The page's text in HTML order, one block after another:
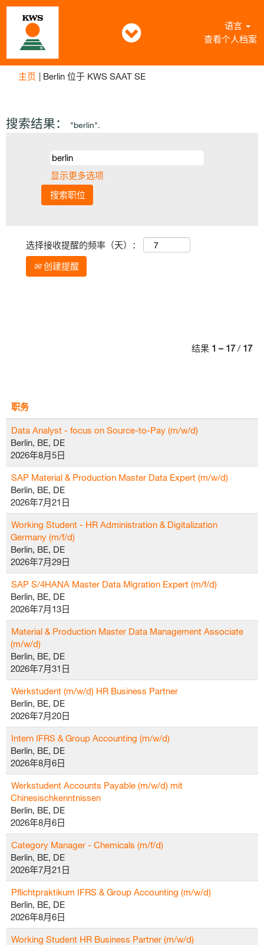
语言
查看个人档案
主页 | Berlin 位于 KWS SAAT SE（当
搜索结果： "berlin".
显示更多选项
选择接收提醒的频率（天）：
创建提醒
结果 1 – 17/ 17
职务
Data Analyst - focus on Source-to-Pay (m/w/d)
Berlin, BE, DE
2026年8月5日
SAP Material & Production Master Data Expert (m/w/d)
Berlin, BE, DE
2026年7月21日
Working Student - HR Administration & Digitalization
Germany (m/f/d)
Berlin, BE, DE
2026年7月29日
SAP S/4HANA Master Data Migration Expert (m/f/d)
Berlin, BE, DE
2026年7月13日
Material & Production Master Data Management Associate
(m/w/d)
Berlin, BE, DE
2026年7月31日
Werkstudent (m/w/d) HR Business Partner
Berlin, BE, DE
2026年7月20日
Intern IFRS & Group Accounting (m/w/d)
Berlin, BE, DE
2026年8月6日
Werkstudent Accounts Payable (m/w/d) mit
Chinesischkenntnissen
Berlin, BE, DE
2026年8月6日
Category Manager - Chemicals (m/f/d)
Berlin, BE, DE
2026年7月21日
Pflichtpraktikum IFRS & Group Accounting (m/w/d)
Berlin, BE, DE
2026年8月6日
Working Student HR Business Partner (m/w/d)